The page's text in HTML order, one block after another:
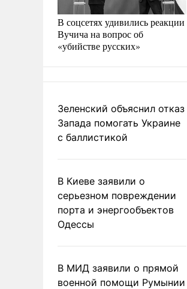
В соцсетях удивились реакции
Вучича на вопрос об
«убийстве русских»
Зеленский объяснил отказ
Запада помогать Украине
с баллистикой
В Киеве заявили о
серьезном повреждении
порта и энергообъектов
Одессы
В МИД заявили о прямой
военной помощи Румынии